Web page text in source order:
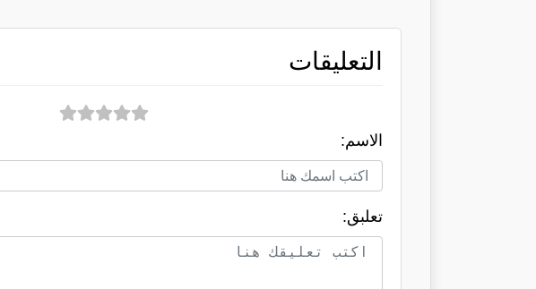
التعليقات
الاسم:
تعلبق: